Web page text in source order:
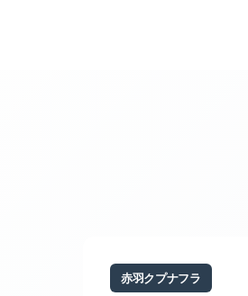
赤羽クプナフラ